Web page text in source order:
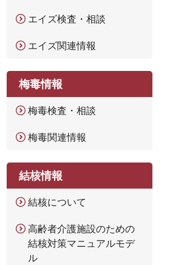
エイズ検査・相談
エイズ関連情報
梅毒情報
梅毒検査・相談
梅毒関連情報
結核情報
結核について
高齢者介護施設のための
結核対策マニュアルモデ
ル